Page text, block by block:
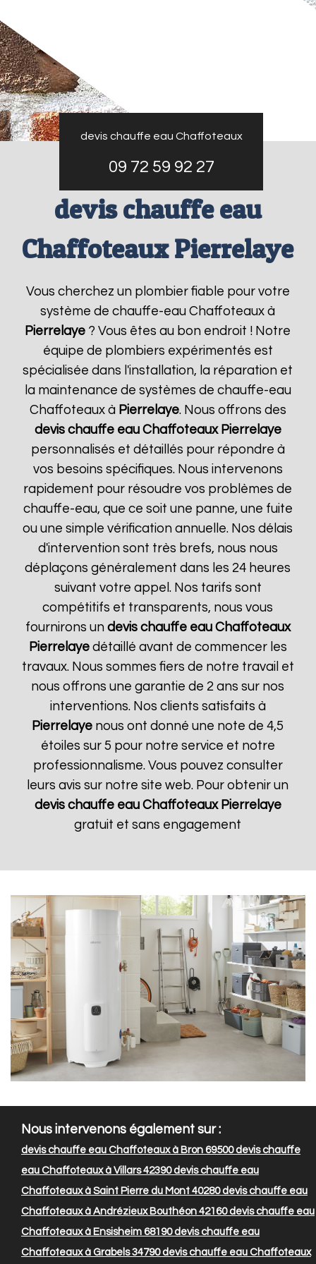
devis chauffe eau Chaffoteaux
09 72 59 92 27
devis chauffe eau
Chaffoteaux Pierrelaye
Vous cherchez un plombier fiable pour votre
système de chauffe-eau Chaffoteaux à
Pierrelaye ? Vous êtes au bon endroit ! Notre
équipe de plombiers expérimentés est
spécialisée dans l'installation, la réparation et
la maintenance de systèmes de chauffe-eau
Chaffoteaux à Pierrelaye. Nous offrons des
devis chauffe eau Chaffoteaux Pierrelaye
personnalisés et détaillés pour répondre à
vos besoins spécifiques. Nous intervenons
rapidement pour résoudre vos problèmes de
chauffe-eau, que ce soit une panne, une fuite
ou une simple vérification annuelle. Nos délais
d'intervention sont très brefs, nous nous
déplaçons généralement dans les 24 heures
suivant votre appel. Nos tarifs sont
compétitifs et transparents, nous vous
fournirons un devis chauffe eau Chaffoteaux
Pierrelayedétaillé avant de commencer les
travaux. Nous sommes fiers de notre travail et
nous offrons une garantie de 2 ans sur nos
interventions. Nos clients satisfaits à
Pierrelaye nous ont donné une note de 4,5
étoiles sur 5 pour notre service et notre
professionnalisme. Vous pouvez consulter
leurs avis sur notre site web. Pour obtenir un
devis chauffe eau Chaffoteaux Pierrelaye
gratuit et sans engagement
Nous intervenons également sur :
devis chauffe eau Chaffoteaux à Bron 69500devis chauffe
eau Chaffoteaux à Villars 42390devis chauffe eau
Chaffoteaux à Saint Pierre du Mont 40280devis chauffe eau
Chaffoteaux à Andrézieux Bouthéon 42160devis chauffe eau
Chaffoteaux à Ensisheim 68190devis chauffe eau
Chaffoteaux à Grabels 34790devis chauffe eau Chaffoteaux